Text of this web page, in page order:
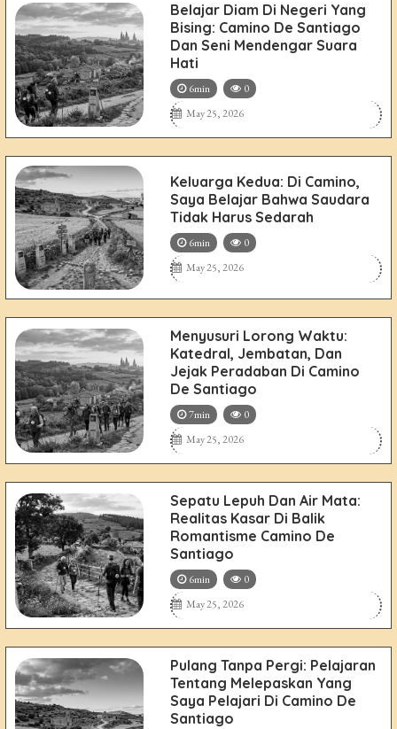
Belajar Diam Di Negeri Yang
Bising: Camino De Santiago
Dan Seni Mendengar Suara
Hati
6min
0
May 25, 2026
Keluarga Kedua: Di Camino,
Saya Belajar Bahwa Saudara
Tidak Harus Sedarah
6min
0
May 25, 2026
Menyusuri Lorong Waktu:
Katedral, Jembatan, Dan
Jejak Peradaban Di Camino
De Santiago
7min
0
May 25, 2026
Sepatu Lepuh Dan Air Mata:
Realitas Kasar Di Balik
Romantisme Camino De
Santiago
6min
0
May 25, 2026
Pulang Tanpa Pergi: Pelajaran
Tentang Melepaskan Yang
Saya Pelajari Di Camino De
Santiago